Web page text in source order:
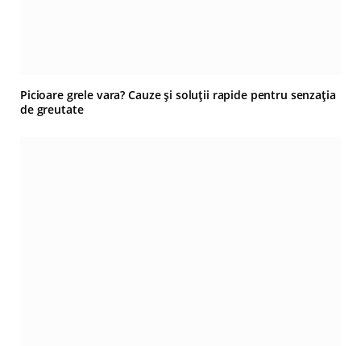
Picioare grele vara? Cauze și soluții rapide pentru senzația
de greutate